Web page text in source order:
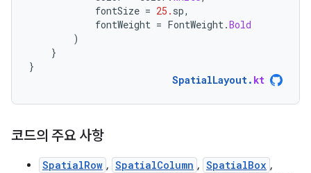
fontSize = 25. sp,
fontWeight = FontWeight .Bold
)
}
}
SpatialLayout. kt
코드의 주요 사항
SpatialRow , SpatialColumn , SpatialBox ,